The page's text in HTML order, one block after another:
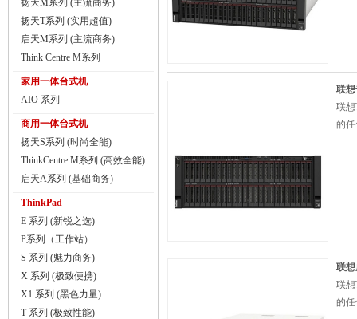
扬天M系列 (主流商务)
扬天T系列 (实用超值)
启天M系列 (主流商务)
Think Centre M系列
家用一体台式机
AIO 系列
商用一体台式机
扬天S系列 (时尚全能)
ThinkCentre M系列 (高效全能)
启天A系列 (基础商务)
ThinkPad
E 系列 (新锐之选)
P系列（工作站）
S 系列 (魅力商务)
X 系列 (极致便携)
X1 系列 (黑色力量)
T 系列 (极致性能)
联
联想
的
联
联想
的